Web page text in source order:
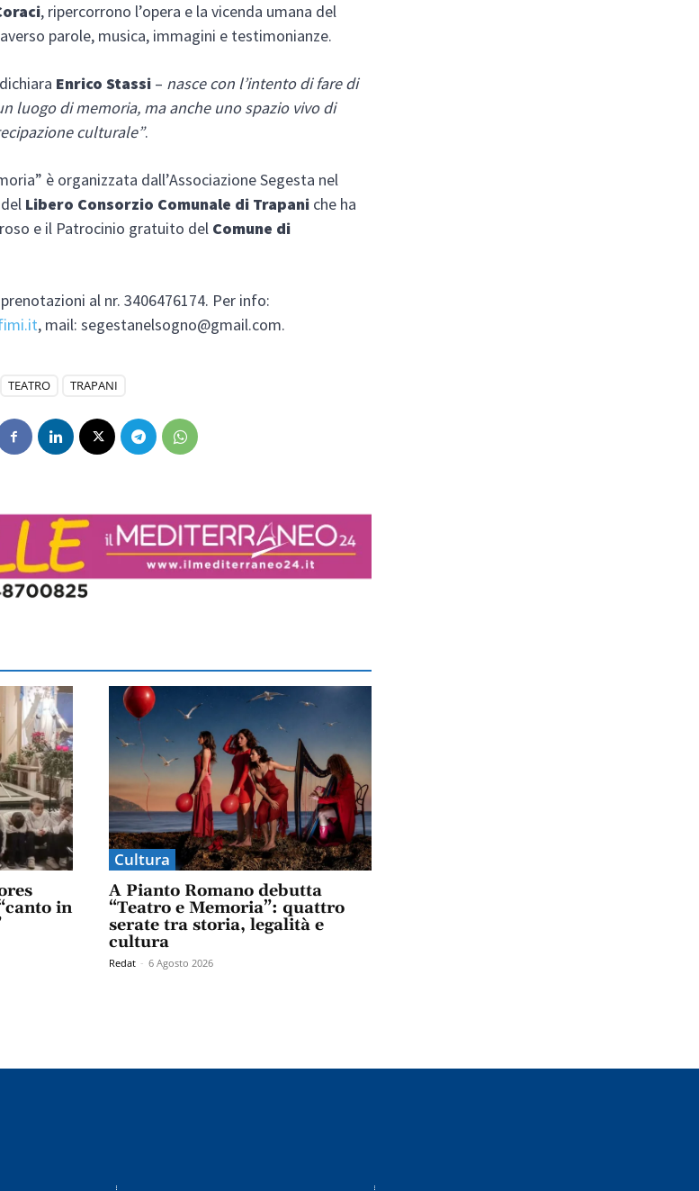
, ripercorrono l’opera e la vicenda umana del
parole, musica, immagini e testimonianze.
Enrico Stassi – nasce con l’intento di fare di
luogo di memoria, ma anche uno spazio vivo di
culturale”.
è organizzata dall’Associazione Segesta nel
Libero Consorzio Comunale di Trapani che ha
e il Patrocinio gratuito del Comune di
al nr. 3406476174. Per info:
, mail: segestanelsogno@gmail.com.
TEATRO TRAPANI
in
Cultura
A Pianto Romano debutta
“Teatro e Memoria”: quattro
serate tra storia, legalità e
cultura
Redat - 6 Agosto 2026